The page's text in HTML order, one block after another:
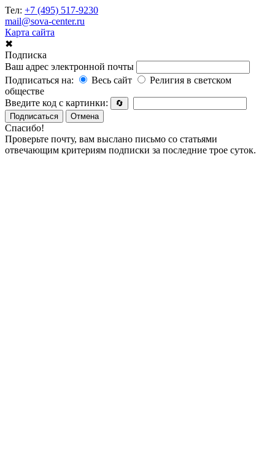
Тел: +7 (495) 517-9230
mail@sova-center.ru
Карта сайта
✖
Подписка
Ваш адрес электронной почты
Подписаться на:
Весь сайт
Религия в светском
обществе
Введите код с картинки:
🔄
Подписаться
Отмена
Спасибо!
Проверьте почту, вам выслано письмо со статьями
отвечающим критериям подписки за последние трое суток.